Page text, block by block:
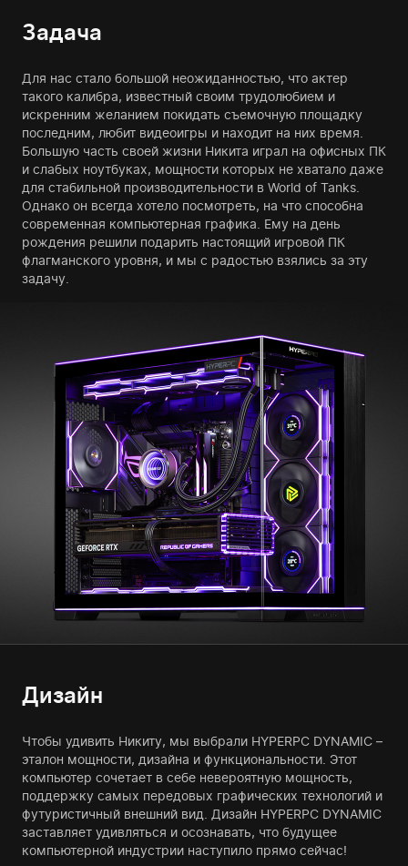
Задача
Для нас стало большой неожиданностью, что актер
такого калибра, известный своим трудолюбием и
искренним желанием покидать съемочную площадку
последним, любит видеоигры и находит на них время.
Большую часть своей жизни Никита играл на офисных ПК
и слабых ноутбуках, мощности которых не хватало даже
для стабильной производительности в World of Tanks.
Однако он всегда хотело посмотреть, на что способна
современная компьютерная графика. Ему на день
рождения решили подарить настоящий игровой ПК
флагманского уровня, и мы с радостью взялись за эту
задачу.
Дизайн
Чтобы удивить Никиту, мы выбрали HYPERPC DYNAMIC –
эталон мощности, дизайна и функциональности. Этот
компьютер сочетает в себе невероятную мощность,
поддержку самых передовых графических технологий и
футуристичный внешний вид. Дизайн HYPERPC DYNAMIC
заставляет удивляться и осознавать, что будущее
компьютерной индустрии наступило прямо сейчас!